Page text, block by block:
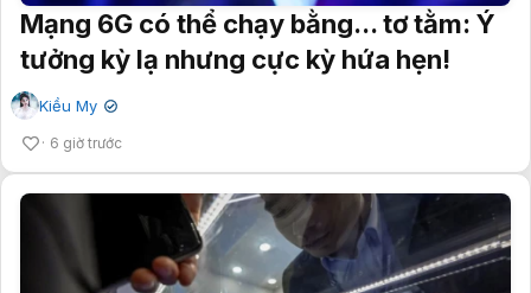
Mạng 6G có thể chạy bằng... tơ tằm: Ý
tưởng kỳ lạ nhưng cực kỳ hứa hẹn!
Kiều My ✔
6 giờ trước